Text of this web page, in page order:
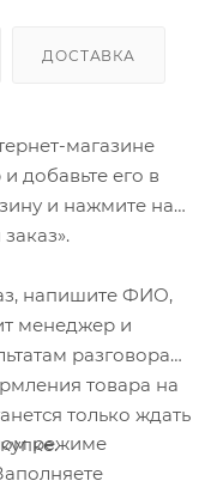
ДОСТАВКА
магазине
добавьте его в
и нажмите на
напишите ФИО,
менеджер и
разговора
товара на
только ждать
режиме